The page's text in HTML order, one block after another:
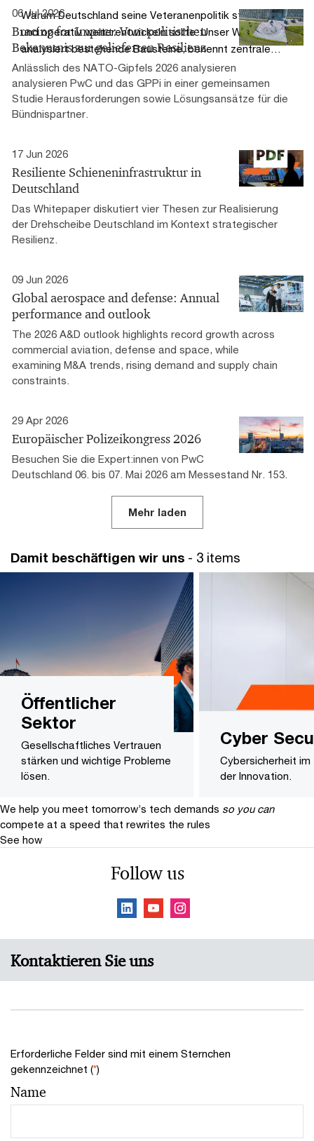
Warum Deutschland seine Veteranenpolitik strategisch
und operativ weiterentwickeln sollte: Unser Whitepaper
analysiert bestehende Bausteine, benennt zentrale
Lücken und skizziert vier Prioritäten.
06 Jul 2026
Bracing for Impact: Vom politischen
Bekenntnis zur gelieferten Resilienz
Anlässlich des NATO-Gipfels 2026 analysieren
analysieren PwC und das GPPi in einer gemeinsamen
Studie Herausforderungen sowie Lösungsansätze für die
Bündnispartner.
17 Jun 2026
Resiliente Schieneninfrastruktur in
Deutschland
Das Whitepaper diskutiert vier Thesen zur Realisierung
der Drehscheibe Deutschland im Kontext strategischer
Resilienz.
09 Jun 2026
Global aerospace and defense: Annual
performance and outlook
The 2026 A&D outlook highlights record growth across
commercial aviation, defense and space, while
examining M&A trends, rising demand and supply chain
constraints.
29 Apr 2026
Europäischer Polizeikongress 2026
Besuchen Sie die Expert:innen von PwC
Deutschland 06. bis 07. Mai 2026 am Messestand Nr. 153.
Mehr laden
Damit beschäftigen wir uns - 3 items
Öffentlicher
Sektor
Gesellschaftliches Vertrauen
stärken und wichtige Probleme
lösen.
Cyber
Cybersicherheit im
der Innovation.
We help you meet tomorrow’s tech demands so you can
compete at a speed that rewrites the rules
See how
Follow us
Kontaktieren Sie uns
Erforderliche Felder sind mit einem Sternchen
gekennzeichnet (*)
Name